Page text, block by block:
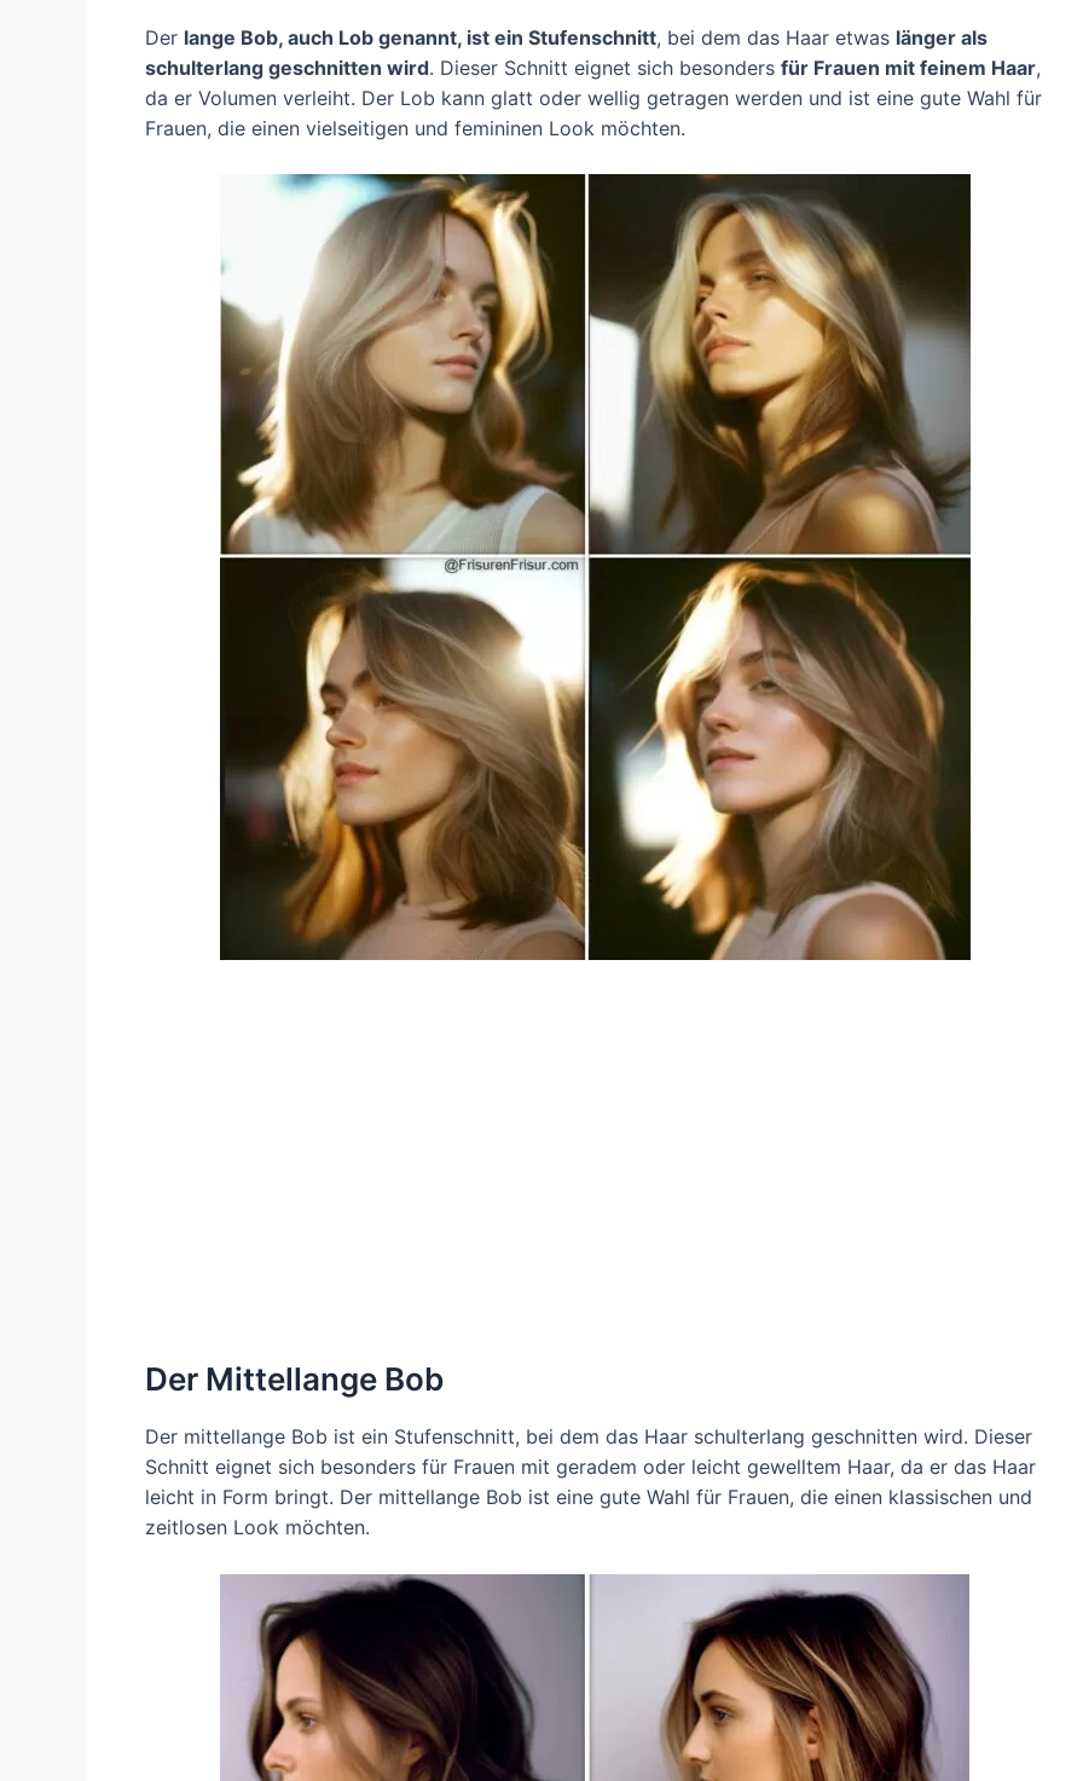
Der lange Bob, auch Lob genannt, ist ein Stufenschnitt, bei dem das Haar etwas länger als
schulterlang geschnitten wird. Dieser Schnitt eignet sich besonders für Frauen mit feinem Haar,
da er Volumen verleiht. Der Lob kann glatt oder wellig getragen werden und ist eine gute Wahl für
Frauen, die einen vielseitigen und femininen Look möchten.
Der Mittellange Bob
Der mittellange Bob ist ein Stufenschnitt, bei dem das Haar schulterlang geschnitten wird. Dieser
Schnitt eignet sich besonders für Frauen mit geradem oder leicht gewelltem Haar, da er das Haar
leicht in Form bringt. Der mittellange Bob ist eine gute Wahl für Frauen, die einen klassischen und
zeitlosen Look möchten.